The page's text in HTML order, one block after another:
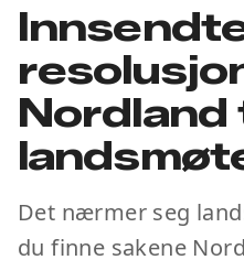
Nordland
Det nærmer seg
du finne sakene